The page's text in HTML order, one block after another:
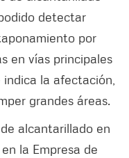
detectar
por
en vías principales
la afectación,
grandes áreas.
alcantarillado en
la Empresa de